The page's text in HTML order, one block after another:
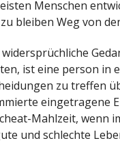
Menschen
bleiben Weg von
widersprüchliche
ist eine person in
zu treffen
eingetragene
Mahlzeit, wenn
und schlechte